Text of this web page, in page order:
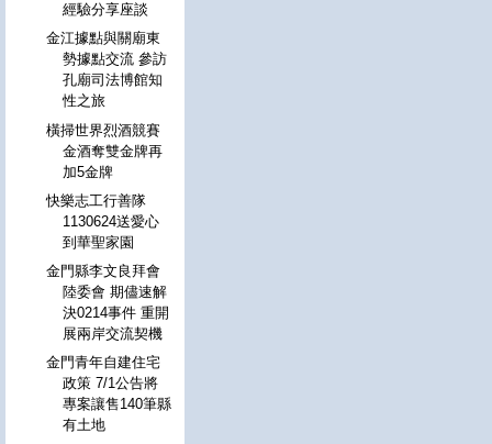
經驗分享座談
金江據點與關廟東
勢據點交流 參訪
孔廟司法博館知
性之旅
橫掃世界烈酒競賽
金酒奪雙金牌再
加5金牌
快樂志工行善隊
1130624送愛心
到華聖家園
金門縣李文良拜會
陸委會 期儘速解
決0214事件 重開
展兩岸交流契機
金門青年自建住宅
政策 7/1公告將
專案讓售140筆縣
有土地